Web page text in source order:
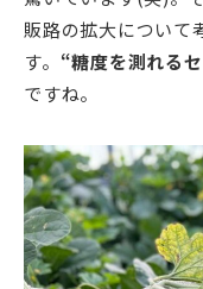
販路の拡大について
す。 “糖度を測れる
ですね。